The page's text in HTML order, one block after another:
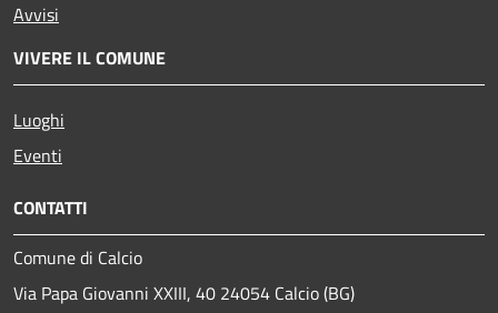
Avvisi
VIVERE IL COMUNE
Luoghi
Eventi
CONTATTI
Comune di Calcio
Via Papa Giovanni XXIII, 40 24054 Calcio (BG)